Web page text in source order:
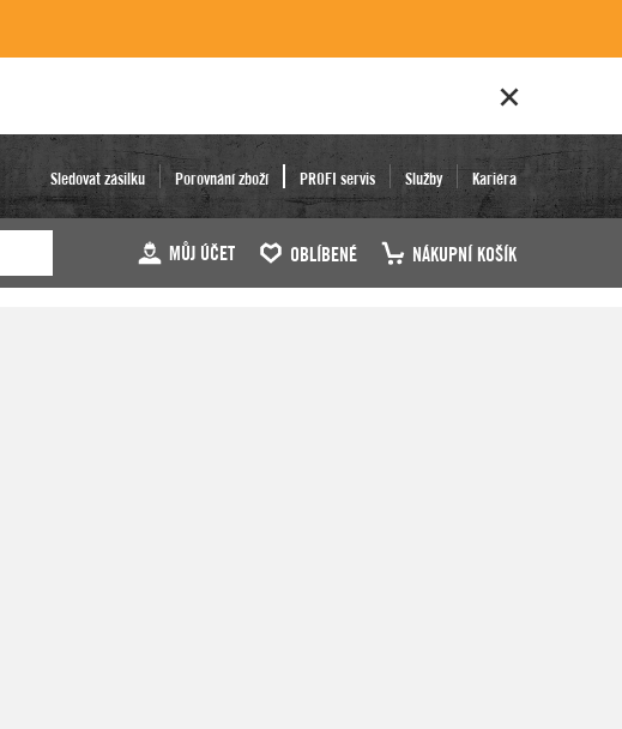
Sledovat zásilku Porovnání zboží PROFI servis Služby Kariéra
MŮJ ÚČET OBLÍBENÉ NÁKUPNÍ KOŠÍK